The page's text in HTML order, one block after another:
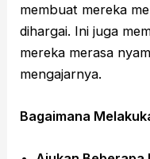
membuat mereka
dihargai. Ini juga
mereka merasa
mengajarnya.
Bagaimana